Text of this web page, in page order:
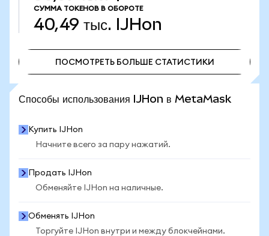
СУММА ТОКЕНОВ В ОБОРОТЕ
40,49 тыс. IJHon
ПОСМОТРЕТЬ БОЛЬШЕ СТАТИСТИКИ
Способы использования IJHon в MetaMask
Купить IJHon
Начните всего за пару нажатий.
Продать IJHon
Обменяйте IJHon на наличные.
Обменять IJHon
Торгуйте IJHon внутри и между блокчейнами.